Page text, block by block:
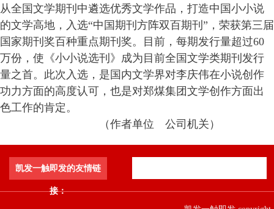
从全国文学期刊中遴选优秀文学作品，打造中国小小说
的文学高地，入选“中国期刊方阵双百期刊”，荣获第三届
国家期刊奖百种重点期刊奖。目前，每期发行量超过60
万份，使《小小说选刊》成为目前全国文学类期刊发行
量之首。此次入选，是国内文学界对李庆伟在小说创作
功力方面的高度认可，也是对郑煤集团文学创作方面出
色工作的肯定。
（作者单位 公司机关）
凯发一触即发的友情链
接：